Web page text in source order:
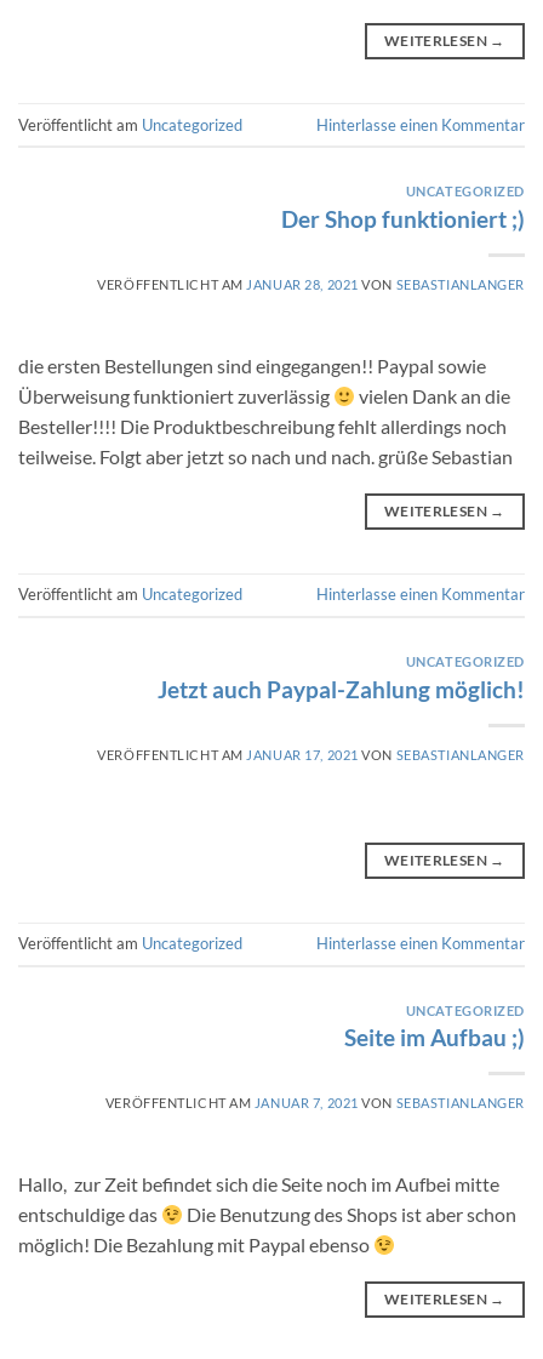
WEITERLESEN →
Veröffentlicht am Uncategorized Hinterlasse einen Kommentar
UNCATEGORIZED
Der Shop funktioniert ;)
VERÖFFENTLICHT AM JANUAR 28, 2021 VON SEBASTIANLANGER
die ersten Bestellungen sind eingegangen!! Paypal sowie
Überweisung funktioniert zuverlässig
vielen Dank an die
Besteller!!!! Die Produktbeschreibung fehlt allerdings noch
teilweise. Folgt aber jetzt so nach und nach. grüße Sebastian
WEITERLESEN →
Veröffentlicht am Uncategorized Hinterlasse einen Kommentar
UNCATEGORIZED
Jetzt auch Paypal-Zahlung möglich!
VERÖFFENTLICHT AM JANUAR 17, 2021 VON SEBASTIANLANGER
WEITERLESEN →
Veröffentlicht am Uncategorized Hinterlasse einen Kommentar
UNCATEGORIZED
Seite im Aufbau ;)
VERÖFFENTLICHT AM JANUAR 7, 2021 VON SEBASTIANLANGER
Hallo, zur Zeit befindet sich die Seite noch im Aufbei mitte
entschuldige das
Die Benutzung des Shops ist aber schon
möglich! Die Bezahlung mit Paypal ebenso
WEITERLESEN →